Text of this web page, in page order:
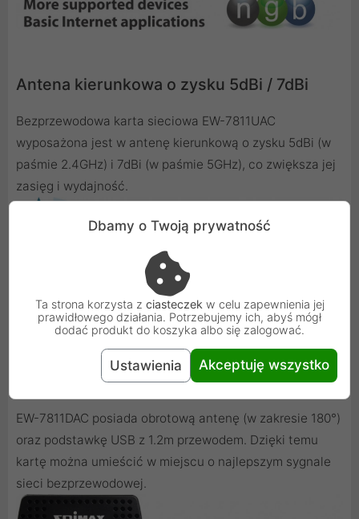
Antena kierunkowa o zysku 5dBi / 7dBi
Bezprzewodowa karta sieciowa EW-7811UAC
wyposażona jest w antenę kierunkową o zysku 5dBi (w
paśmie 2.4GHz) i 7dBi (w paśmie 5GHz), co zwiększa jej
zasięg i wydajność.
Podstawka USB i obrotowa antena
EW-7811DAC posiada obrotową antenę (w zakresie 180°)
oraz podstawkę USB z 1.2m przewodem. Dzięki temu
kartę można umieścić w miejscu o najlepszym sygnale
sieci bezprzewodowej.
Dbamy o Twoją prywatność
Ta strona korzysta z ciasteczek w celu zapewnienia jej
prawidłowego działania. Potrzebujemy ich, abyś mógł
dodać produkt do koszyka albo się zalogować.
Ustawienia Akceptuję wszystko